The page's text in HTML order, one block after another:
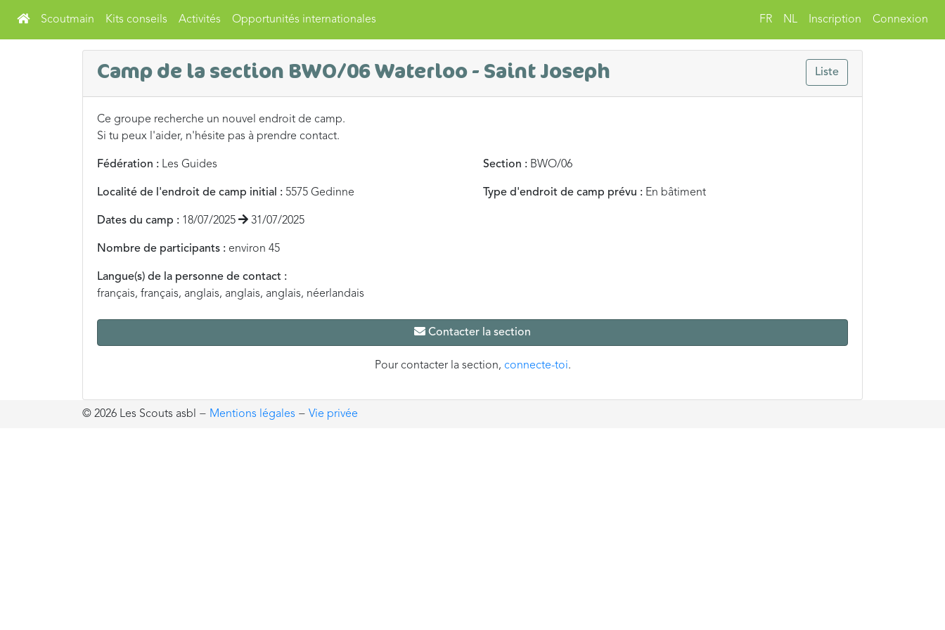
Scoutmain Kits conseils Activités Opportunités internationales FR NL Inscription Connexion
Liste
Camp de la section BWO/06 Waterloo - Saint Joseph
Ce groupe recherche un nouvel endroit de camp.
Si tu peux l'aider, n'hésite pas à prendre contact.
Fédération : Les Guides Section : BWO/06
Localité de l'endroit de camp initial : 5575 Gedinne Type d'endroit de camp prévu : En bâtiment
Dates du camp : 18/07/2025 31/07/2025
Nombre de participants : environ 45
Langue(s) de la personne de contact :
français, français, anglais, anglais, anglais, néerlandais
Contacter la section
Pour contacter la section, connecte-toi.
© 2026 Les Scouts asbl − Mentions légales − Vie privée